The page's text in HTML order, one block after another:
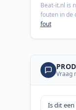
Beat-it.nl is
fouten in de
fout
Vraag
Is dit